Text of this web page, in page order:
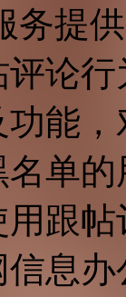
务提
论
能
单
跟
息